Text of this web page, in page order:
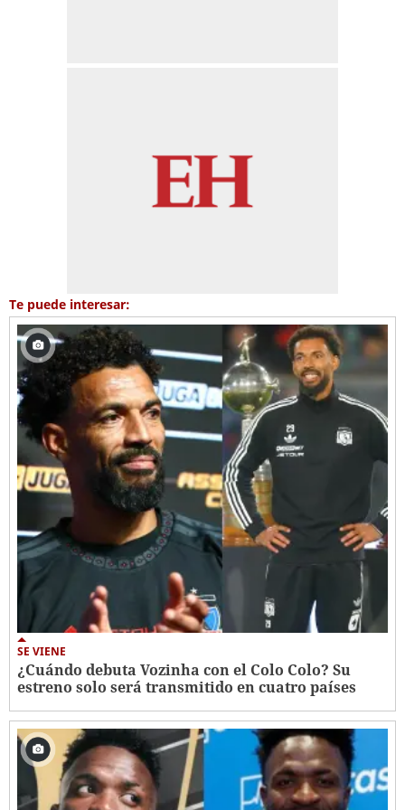
Te puede interesar:
SE VIENE
¿Cuándo debuta Vozinha con el Colo Colo? Su
estreno solo será transmitido en cuatro países